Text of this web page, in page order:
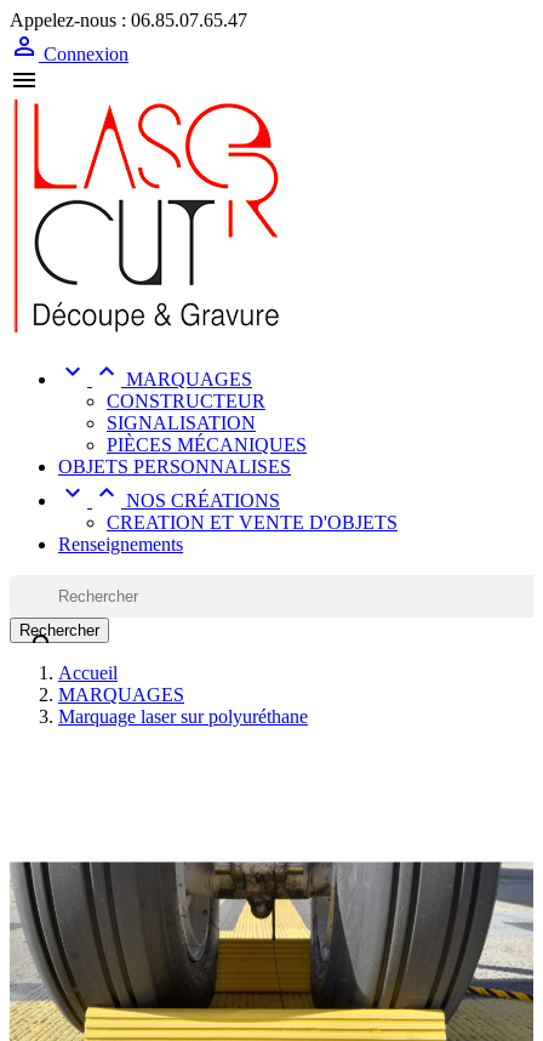
Appelez-nous : 06.85.07.65.47
 Connexion

  MARQUAGES
CONSTRUCTEUR
SIGNALISATION
PIÈCES MÉCANIQUES
OBJETS PERSONNALISES
  NOS CRÉATIONS
CREATION ET VENTE D'OBJETS
Renseignements

Rechercher
Accueil
MARQUAGES
Marquage laser sur polyuréthane